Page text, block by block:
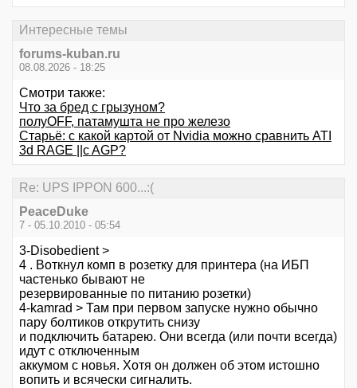
Интересные темы
forums-kuban.ru
08.08.2026 - 18:25
Смотри также:
Что за бред с грызуном?
полуOFF, патамушта не про железо
Старьё: c какой картой от Nvidia можно сравнить ATI
3d RAGE ||c AGP?
Re: UPS IPPON 600...:(
PeaceDuke
7 - 05.10.2010 - 05:54
3-Disobedient >
4 . Воткнул комп в розетку для принтера (на ИБП
частенько бывают не
резервированные по питанию розетки)
4-kamrad > Там при первом запуске нужно обычно
пару болтиков открутить снизу
и подключить батарею. Они всегда (или почти всегда)
идут с отключенным
аккумом с новья. Хотя он должен об этом истошно
вопить и всячески сигналить.